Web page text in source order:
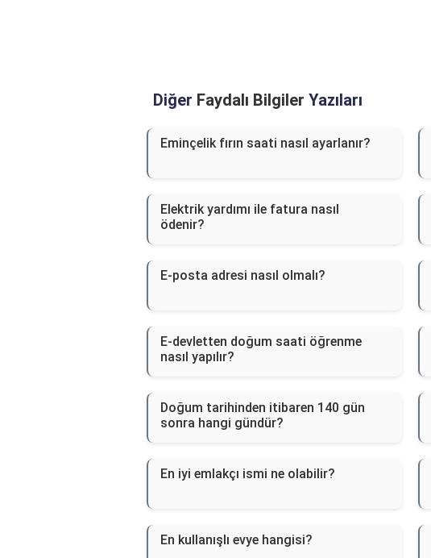
Diğer Faydalı Bilgiler Yazıları
Eminçelik fırın saati nasıl ayarlanır?
Elektrik yardımı ile fatura nasıl
ödenir?
E-posta adresi nasıl olmalı?
E-devletten doğum saati öğrenme
nasıl yapılır?
Doğum tarihinden itibaren 140 gün
sonra hangi gündür?
En iyi emlakçı ismi ne olabilir?
En kullanışlı evye hangisi?